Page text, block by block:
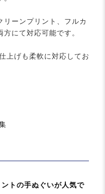
リーンプリント、フルカ
にて対応可能です。
上げも柔軟に対応してお
トの手ぬぐいが人気で